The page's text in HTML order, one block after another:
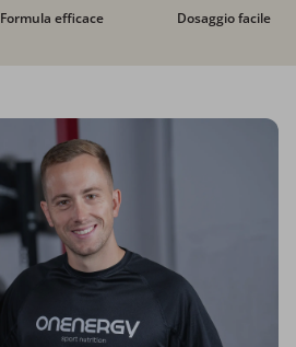
Formula efficace Dosaggio facile